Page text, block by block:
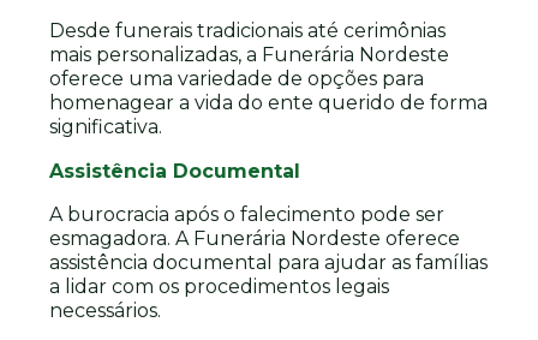
Desde funerais tradicionais até cerimônias
mais personalizadas, a Funerária Nordeste
oferece uma variedade de opções para
homenagear a vida do ente querido de forma
significativa.
Assistência Documental
A burocracia após o falecimento pode ser
esmagadora. A Funerária Nordeste oferece
assistência documental para ajudar as famílias
a lidar com os procedimentos legais
necessários.